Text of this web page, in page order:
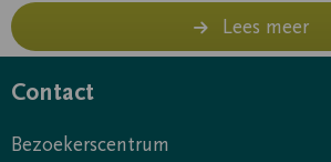
Lees meer
Contact
Bezoekerscentrum